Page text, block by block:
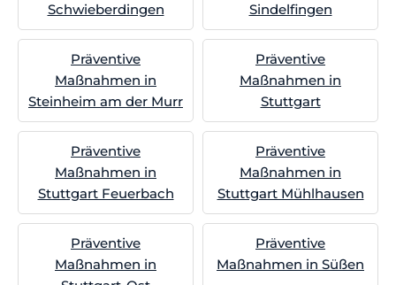
Schwieberdingen
Sindelfingen
Präventive
Maßnahmen in
Steinheim am der Murr
Präventive
Maßnahmen in
Stuttgart
Präventive
Maßnahmen in
Stuttgart Feuerbach
Präventive
Maßnahmen in
Stuttgart Mühlhausen
Präventive
Maßnahmen in
Präventive
Maßnahmen in Süßen